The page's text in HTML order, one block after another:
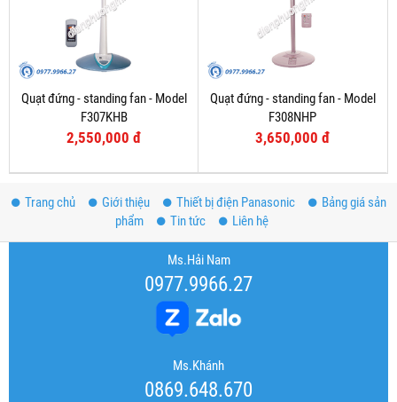
Quạt đứng - standing fan - Model
F307KHB
2,550,000 đ
Quạt đứng - standing fan - Model
F308NHP
3,650,000 đ
Trang chủ Giới thiệu Thiết bị điện Panasonic
Bảng giá sản
phẩm
Tin tức Liên hệ
Ms.Hải Nam
0977.9966.27
Ms.Khánh
0869.648.670